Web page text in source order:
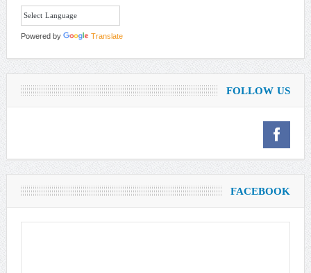
Powered by Translate
FOLLOW US
FACEBOOK